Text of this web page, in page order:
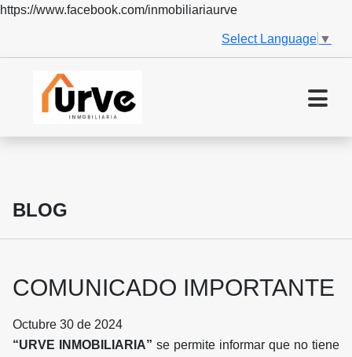
https://www.facebook.com/inmobiliariaurve
Select Language ▼
BLOG
COMUNICADO IMPORTANTE
Octubre 30 de 2024
“URVE INMOBILIARIA” se permite informar que no tiene